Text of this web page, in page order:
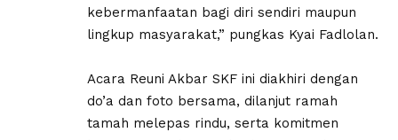
kebermanfaatan bagi diri sendiri maupun
lingkup masyarakat,” pungkas Kyai Fadlolan.
Acara Reuni Akbar SKF ini diakhiri dengan
do’a dan foto bersama, dilanjut ramah
tamah melepas rindu, serta komitmen